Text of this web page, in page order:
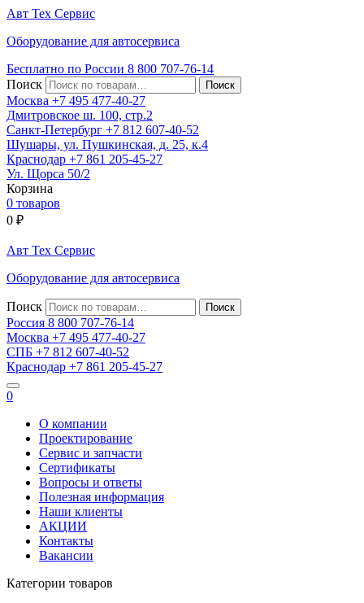
Авт Тех Сервис
Оборудование для автосервиса
Бесплатно по России 8 800 707-76-14
Поиск
Москва +7 495 477-40-27
Дмитровское ш. 100, стр.2
Санкт-Петербург +7 812 607-40-52
Шушары, ул. Пушкинская, д. 25, к.4
Краснодар +7 861 205-45-27
Ул. Щорса 50/2
Корзина
0 товаров
0 ₽
Авт Тех Сервис
Оборудование для автосервиса
Поиск
Россия 8 800 707-76-14
Москва +7 495 477-40-27
СПБ +7 812 607-40-52
Краснодар +7 861 205-45-27
0
О компании
Проектирование
Сервис и запчасти
Сертификаты
Вопросы и ответы
Полезная информация
Наши клиенты
АКЦИИ
Контакты
Вакансии
Категории товаров